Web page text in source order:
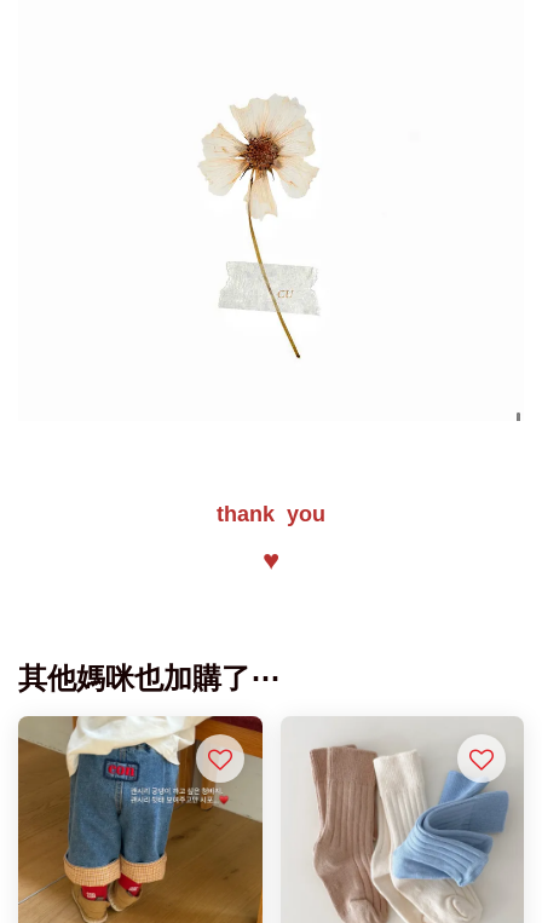
thank you
♥
其他媽咪也加購了⋯